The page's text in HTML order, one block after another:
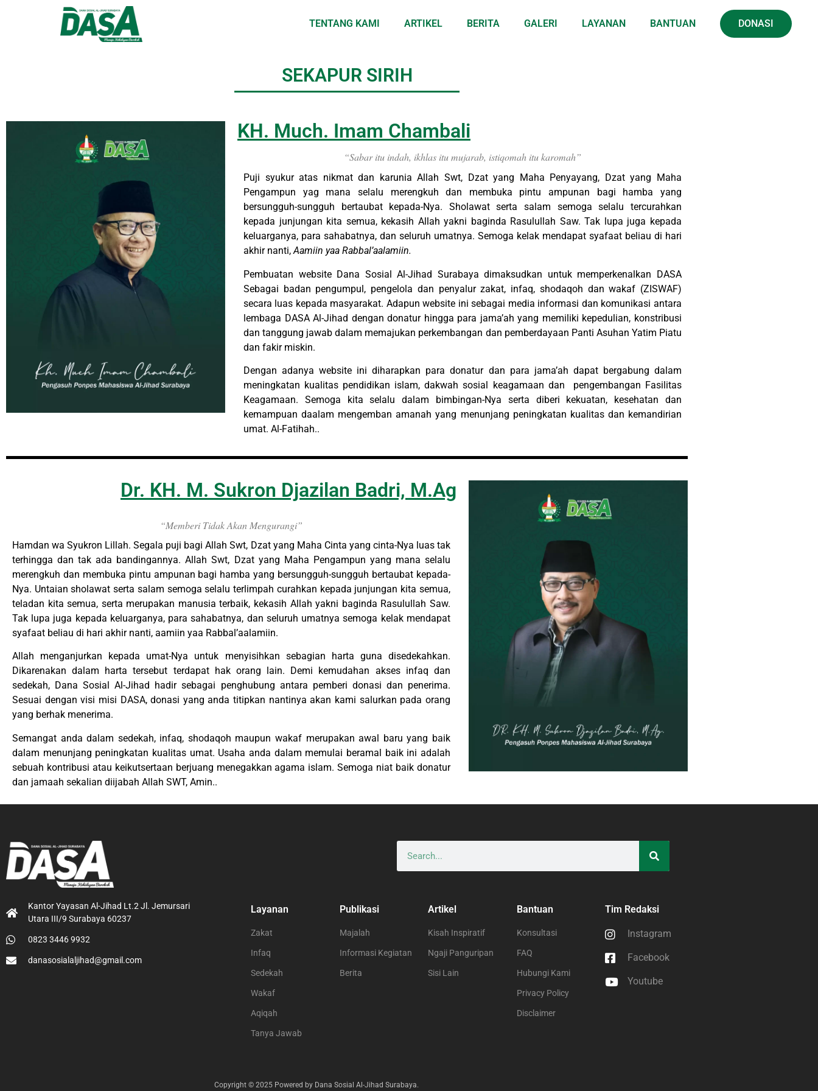
TENTANG KAMI ARTIKEL BERITA GALERI LAYANAN BANTUAN DONASI
SEKAPUR SIRIH
KH. Much. Imam Chambali
“Sabar itu indah, ikhlas itu mujarab, istiqomah itu karomah”
Puji syukur atas nikmat dan karunia Allah Swt, Dzat yang Maha Penyayang, Dzat yang Maha
Pengampun yag mana selalu merengkuh dan membuka pintu ampunan bagi hamba yang
bersungguh-sungguh bertaubat kepada-Nya. Sholawat serta salam semoga selalu tercurahkan
kepada junjungan kita semua, kekasih Allah yakni baginda Rasulullah Saw. Tak lupa juga kepada
keluarganya, para sahabatnya, dan seluruh umatnya. Semoga kelak mendapat syafaat beliau di hari
akhir nanti,Aamiin yaa Rabbal’aalamiin.
Pembuatan website Dana Sosial Al-Jihad Surabaya dimaksudkan untuk memperkenalkan DASA
Sebagai badan pengumpul, pengelola dan penyalur zakat, infaq, shodaqoh dan wakaf (ZISWAF)
secara luas kepada masyarakat. Adapun website ini sebagai media informasi dan komunikasi antara
lembaga DASA Al-Jihad dengan donatur hingga para jama’ah yang memiliki kepedulian, konstribusi
dan tanggung jawab dalam memajukan perkembangan dan pemberdayaan Panti Asuhan Yatim Piatu
dan fakir miskin.
Dengan adanya website ini diharapkan para donatur dan para jama’ah dapat bergabung dalam
meningkatan kualitas pendidikan islam, dakwah sosial keagamaan dan pengembangan Fasilitas
Keagamaan. Semoga kita selalu dalam bimbingan-Nya serta diberi kekuatan, kesehatan dan
kemampuan daalam mengemban amanah yang menunjang peningkatan kualitas dan kemandirian
umat. Al-Fatihah..
Dr. KH. M. Sukron Djazilan Badri, M.Ag
“Memberi Tidak Akan Mengurangi”
Hamdan wa Syukron Lillah. Segala puji bagi Allah Swt, Dzat yang Maha Cinta yang cinta-Nya luas tak
terhingga dan tak ada bandingannya. Allah Swt, Dzat yang Maha Pengampun yang mana selalu
merengkuh dan membuka pintu ampunan bagi hamba yang bersungguh-sungguh bertaubat kepada-
Nya. Untaian sholawat serta salam semoga selalu terlimpah curahkan kepada junjungan kita semua,
teladan kita semua, serta merupakan manusia terbaik, kekasih Allah yakni baginda Rasulullah Saw.
Tak lupa juga kepada keluarganya, para sahabatnya, dan seluruh umatnya semoga kelak mendapat
syafaat beliau di hari akhir nanti, aamiin yaa Rabbal’aalamiin.
Allah menganjurkan kepada umat-Nya untuk menyisihkan sebagian harta guna disedekahkan.
Dikarenakan dalam harta tersebut terdapat hak orang lain. Demi kemudahan akses infaq dan
sedekah, Dana Sosial Al-Jihad hadir sebagai penghubung antara pemberi donasi dan penerima.
Sesuai dengan visi misi DASA, donasi yang anda titipkan nantinya akan kami salurkan pada orang
yang berhak menerima.
Semangat anda dalam sedekah, infaq, shodaqoh maupun wakaf merupakan awal baru yang baik
dalam menunjang peningkatan kualitas umat. Usaha anda dalam memulai beramal baik ini adalah
sebuah kontribusi atau keikutsertaan berjuang menegakkan agama islam. Semoga niat baik donatur
dan jamaah sekalian diijabah Allah SWT, Amin..
Kantor Yayasan Al-Jihad Lt.2 Jl. Jemursari
Utara III/9 Surabaya 60237
0823 3446 9932
danasosialaljihad@gmail.com
Layanan
Zakat
Infaq
Sedekah
Wakaf
Aqiqah
Tanya Jawab
Publikasi
Majalah
Informasi Kegiatan
Berita
Artikel
Kisah Inspiratif
Ngaji Panguripan
Sisi Lain
Bantuan
Konsultasi
FAQ
Hubungi Kami
Privacy Policy
Disclaimer
Tim Redaksi
Instagram
Facebook
Youtube
Copyright © 2025 Powered by Dana Sosial Al-Jihad Surabaya.